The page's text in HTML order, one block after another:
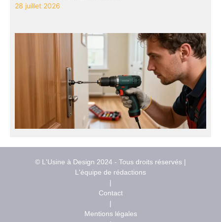
28 juillet 2026
© L'Usine à Design 2024 - Tous droits réservés |
L'équipe de rédactions
|
Contact
|
Mentions légales